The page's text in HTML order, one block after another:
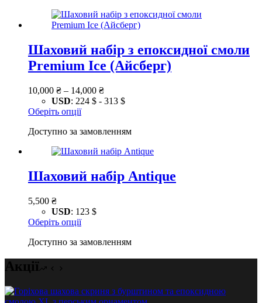
Шаховий набір з епоксидної смоли
Premium Ice (Айсберг)
10,000 ₴ – 14,000 ₴Діапазон
цін:
14,000 ₴
USD: 224 $ - 313 $
Оберіть опціїЦей
має
варіантів.
можна
вибрати
сторінці
товару
Доступно за замовленням
Шаховий набір Antique
5,500 ₴
USD: 123 $
Оберіть опціїЦей
має
вибрати
Доступно за замовленням
Акції